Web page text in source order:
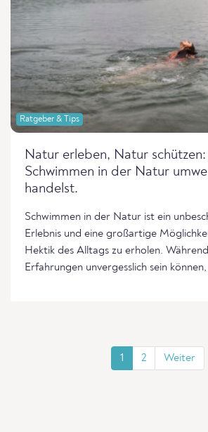
Ratgeber & Tips
Natur erleben, Natur
Schwimmen in der Natur
handelst.
Schwimmen in der Natur ist ein
Erlebnis und eine großartige
Hektik des Alltags zu erholen.
Erfahrungen unvergesslich sein
1 2 Weiter